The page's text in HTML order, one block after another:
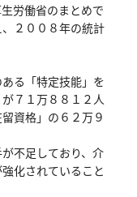
労働省のまとめで
２００８年の統計
る「特定技能」を
７１万８８１２人
資格」の６２万９
不足しており、介
化されていること